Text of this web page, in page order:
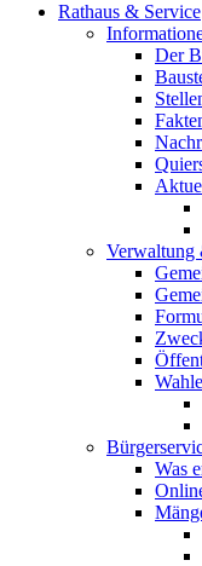
Rathaus & Service
Der
Verwaltung
Was